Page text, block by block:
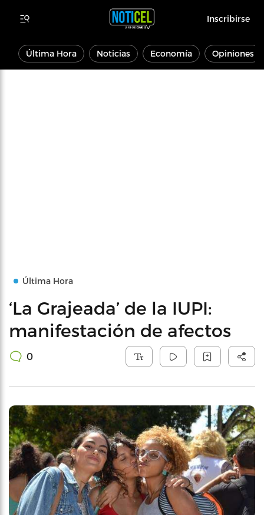
Inscribirse
Última Hora Noticias Economía Opiniones
Última Hora
‘La Grajeada’ de la IUPI:
manifestación de afectos
0